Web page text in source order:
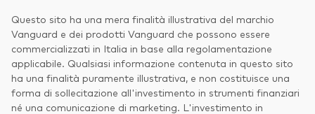
Documenti importanti
Investi con Vanguard
Questo sito ha una mera finalità illustrativa del marchio
Vanguard e dei prodotti Vanguard che possono essere
commercializzati in Italia in base alla regolamentazione
applicabile. Qualsiasi informazione contenuta in questo sito
ha una finalità puramente illustrativa, e non costituisce una
forma di sollecitazione all'investimento in strumenti finanziari
né una comunicazione di marketing. L'investimento in